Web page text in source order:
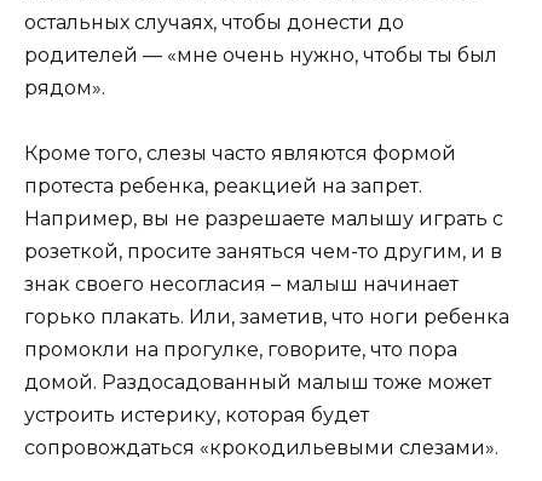
остальных случаях, чтобы донести до
родителей — «мне очень нужно, чтобы ты был
рядом».
Кроме того, слезы часто являются формой
протеста ребенка, реакцией на запрет.
Например, вы не разрешаете малышу играть с
розеткой, просите заняться чем-то другим, и в
знак своего несогласия – малыш начинает
горько плакать. Или, заметив, что ноги ребенка
промокли на прогулке, говорите, что пора
домой. Раздосадованный малыш тоже может
устроить истерику, которая будет
сопровождаться «крокодильевыми слезами».